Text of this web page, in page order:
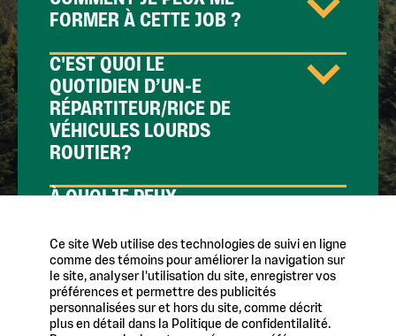
FORMER À CETTE JOB ?
C'EST QUOI LE
QUOTIDIEN D’UN-E
RÉPARTITEUR/RICE DE
VÉHICULES LOURDS
ROUTIER?
À QUOI JE PEUX
SALAIRE ?
QUELLES SONT LES
DIFFÉRENCES ENTRE LA
RÉPARTITION DE
Ce site Web utilise des technologies de suivi en ligne
comme des témoins pour améliorer la navigation sur
le site, analyser l'utilisation du site, enregistrer vos
préférences et permettre des publicités
personnalisées sur et hors du site, comme décrit
plus en détail dans la Politique de confidentilalité.